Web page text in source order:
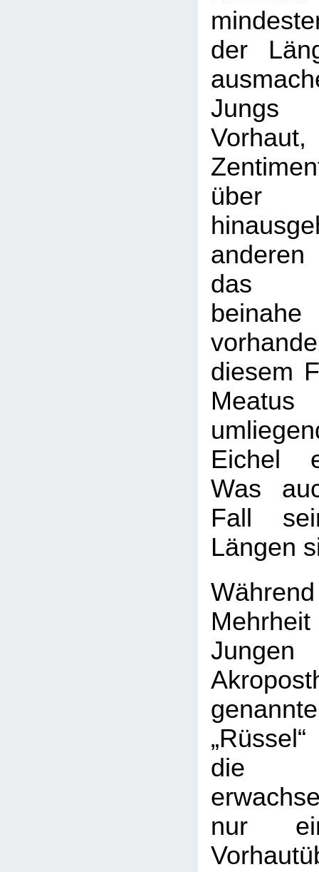
der
Jungs
über
das
diesem
Eichel
Was
Fall
Längen
die
nur